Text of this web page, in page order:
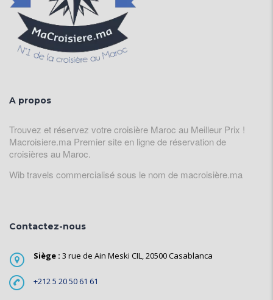
A propos
Trouvez et réservez votre croisière Maroc au Meilleur Prix !
Macroisiere.ma Premier site en ligne de réservation de
croisières au Maroc.
Wib travels commercialisé sous le nom de macroisière.ma
Contactez-nous
Siège : 3 rue de Ain Meski CIL, 20500 Casablanca
+212 5 20 50 61 61